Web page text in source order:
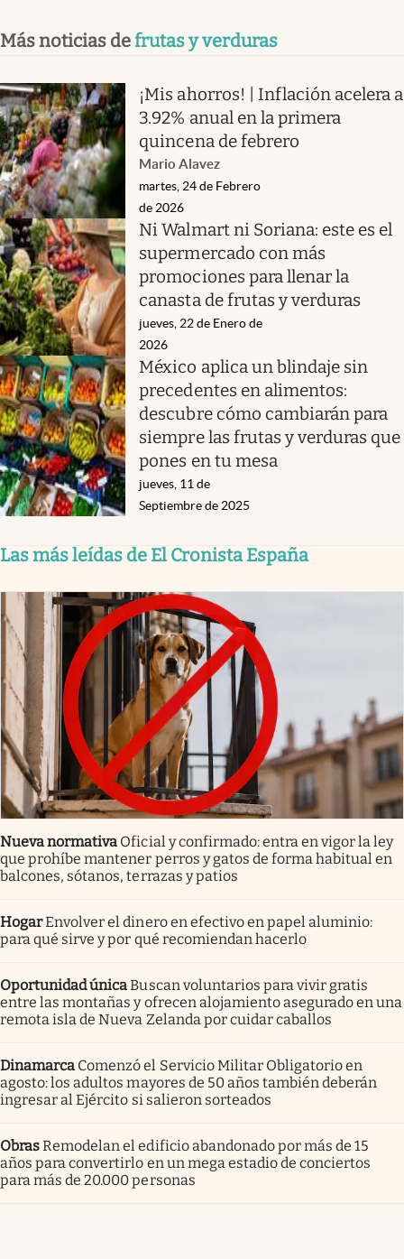
Más noticias defrutas y verduras
¡Mis ahorros! | Inflación acelera a
3.92% anual en la primera
quincena de febrero
Mario Alavez
martes, 24 de Febrero
de 2026
Ni Walmart ni Soriana: este es el
supermercado con más
promociones para llenar la
canasta de frutas y verduras
jueves, 22 de Enero de
2026
México aplica un blindaje sin
precedentes en alimentos:
descubre cómo cambiarán para
siempre las frutas y verduras que
pones en tu mesa
jueves, 11 de
Septiembre de 2025
Las más leídas de El Cronista España
Nueva normativa Oficial y confirmado: entra en vigor la ley
que prohíbe mantener perros y gatos de forma habitual en
balcones, sótanos, terrazas y patios
HogarEnvolver el dinero en efectivo en papel aluminio:
para qué sirve y por qué recomiendan hacerlo
Oportunidad únicaBuscan voluntarios para vivir gratis
entre las montañas y ofrecen alojamiento asegurado en una
remota isla de Nueva Zelanda por cuidar caballos
Dinamarca Comenzó el Servicio Militar Obligatorio en
agosto: los adultos mayores de 50 años también deberán
ingresar al Ejército si salieron sorteados
ObrasRemodelan el edificio abandonado por más de 15
años para convertirlo en un mega estadio de conciertos
para más de 20.000 personas